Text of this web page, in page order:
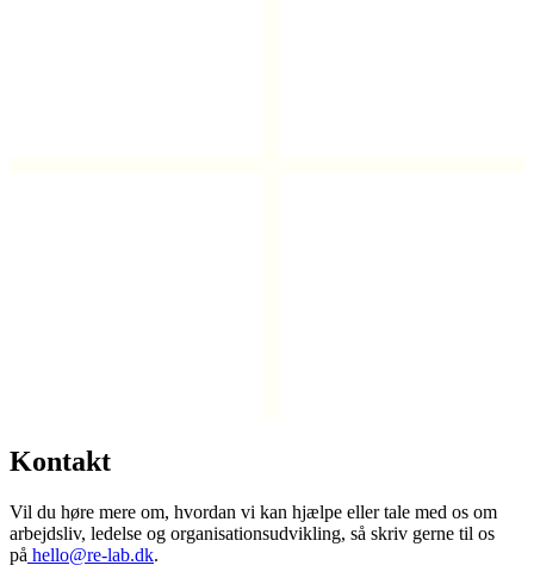
Kontakt
Vil du høre mere om, hvordan vi kan hjælpe eller tale med os om
arbejdsliv, ledelse og organisationsudvikling, så skriv gerne til os
på hello@re-lab.dk.